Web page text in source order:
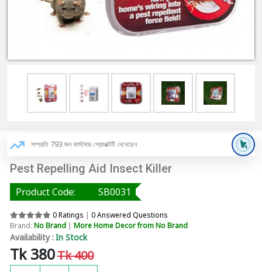
সম্প্রতি 793 জন কাস্টমার প্রোডাক্টটি দেখেছেন
Pest Repelling Aid Insect Killer
Product Code: SB0031
0 Ratings
0 Answered Questions
Brand: No Brand More Home Decor from No Brand
Availability :In Stock
Tk 380Tk 400